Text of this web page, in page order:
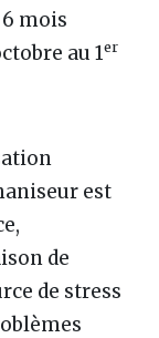
mois
au 1er
est
de
de stress